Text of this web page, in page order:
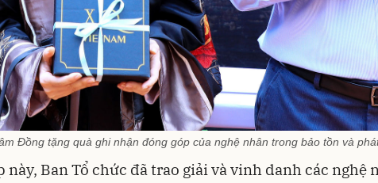
Đồng tặng quà ghi nhận đóng góp của nghệ nhân trong bảo tồn và
này, Ban Tổ chức đã trao giải và vinh danh các nghệ